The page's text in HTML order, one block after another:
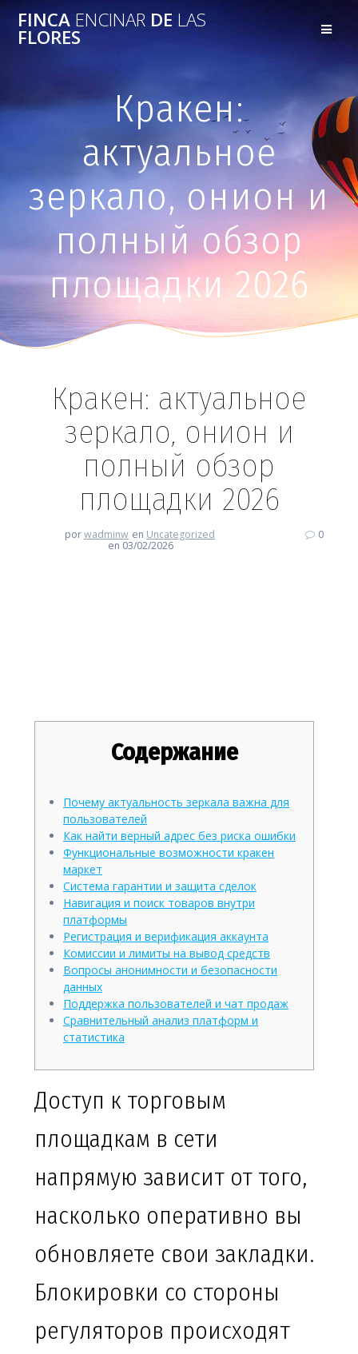
FINCA ENCINAR DE LAS
FLORES
Кракен:
актуальное
зеркало, онион и
полный обзор
площадки 2026
Кракен: актуальное
зеркало, онион и
полный обзор
площадки 2026
porwadminw en Uncategorized
en 03/02/2026
0
Содержание
Почему актуальность зеркала важна для
пользователей
Как найти верный адрес без риска ошибки
Функциональные возможности кракен
маркет
Система гарантии и защита сделок
Навигация и поиск товаров внутри
платформы
Регистрация и верификация аккаунта
Комиссии и лимиты на вывод средств
Вопросы анонимности и безопасности
данных
Поддержка пользователей и чат продаж
Сравнительный анализ платформ и
статистика
Доступ к торговым
площадкам в сети
напрямую зависит от того,
насколько оперативно вы
обновляете свои закладки.
Блокировки со стороны
регуляторов происходят